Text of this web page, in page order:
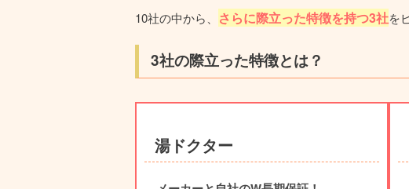
10社の中から、 さらに際立った特徴を持つ3社を
3社の際⽴った特徴とは？
湯ドクター